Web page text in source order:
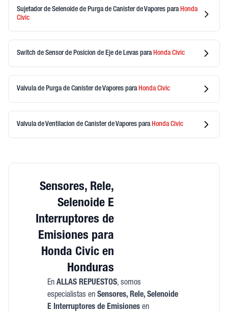
Sujetador de Selenoide de Purga de Canister de Vapores paraHonda
Civic
Switch de Sensor de Posicion de Eje de Levas para HondaCivic
Valvula de Purga de Canister de Vapores para HondaCivic
Valvula de Ventilacion de Canister de Vapores para HondaCivic
Sensores, Rele,
Selenoide E
Interruptores de
Emisiones para
Honda Civic en
Honduras
En ALLAS REPUESTOS, somos
especialistas en Sensores, Rele, Selenoide
E Interruptores de Emisionesen